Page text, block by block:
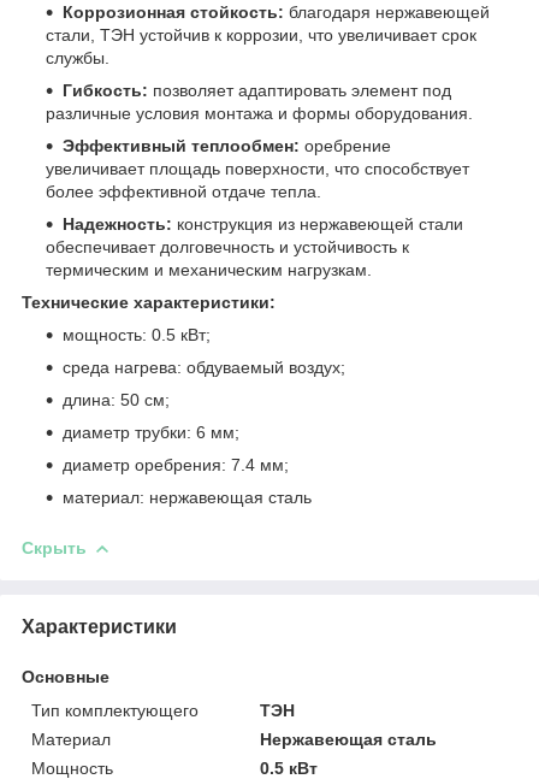
Коррозионная стойкость: благодаря нержавеющей
стали, ТЭН устойчив к коррозии, что увеличивает срок
службы.
Гибкость: позволяет адаптировать элемент под
различные условия монтажа и формы оборудования.
Эффективный теплообмен: оребрение
увеличивает площадь поверхности, что способствует
более эффективной отдаче тепла.
Надежность: конструкция из нержавеющей стали
обеспечивает долговечность и устойчивость к
термическим и механическим нагрузкам.
Технические характеристики:
мощность: 0.5 кВт;
среда нагрева: обдуваемый воздух;
длина: 50 см;
диаметр трубки: 6 мм;
диаметр оребрения: 7.4 мм;
материал: нержавеющая сталь
Скрыть
Характеристики
Основные
Тип комплектующего
ТЭН
Материал
Нержавеющая сталь
Мощность
0.5 кВт